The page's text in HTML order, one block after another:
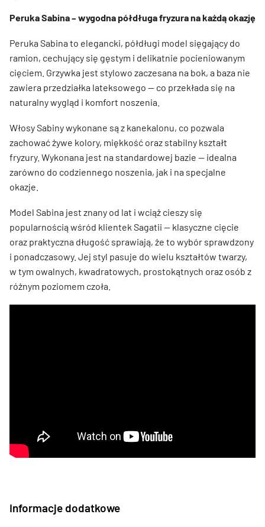
Peruka Sabina – wygodna półdługa fryzura na każdą okazję
Peruka Sabina to elegancki, półdługi model sięgający do
ramion, cechujący się gęstym i delikatnie pocieniowanym
cięciem. Grzywka jest stylowo zaczesana na bok, a baza nie
zawiera przedziałka lateksowego — co przekłada się na
naturalny wygląd i komfort noszenia.
Włosy Sabiny wykonane są z kanekalonu, co pozwala
zachować żywe kolory, miękkość oraz stabilny kształt
fryzury. Wykonana jest na standardowej bazie — idealna
zarówno do codziennego noszenia, jak i na specjalne
okazje.
Model Sabina jest znany od lat i wciąż cieszy się
popularnością wśród klientek Sagatii — klasyczne cięcie
oraz praktyczna długość sprawiają, że to wybór sprawdzony
i ponadczasowy. Jej styl pasuje do wielu kształtów twarzy,
w tym owalnych, kwadratowych, prostokątnych oraz osób z
różnym poziomem czoła.
Informacje dodatkowe